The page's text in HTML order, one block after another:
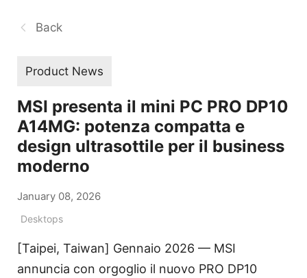
Back
Product News
MSI presenta il mini PC PRO DP10
A14MG: potenza compatta e
design ultrasottile per il business
moderno
January 08, 2026
Desktops
[Taipei, Taiwan] Gennaio 2026 — MSI
annuncia con orgoglio il nuovo PRO DP10